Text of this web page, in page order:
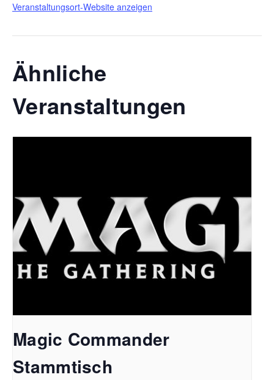
Veranstaltungsort-Website anzeigen
Ähnliche
Veranstaltungen
Magic Commander
Stammtisch